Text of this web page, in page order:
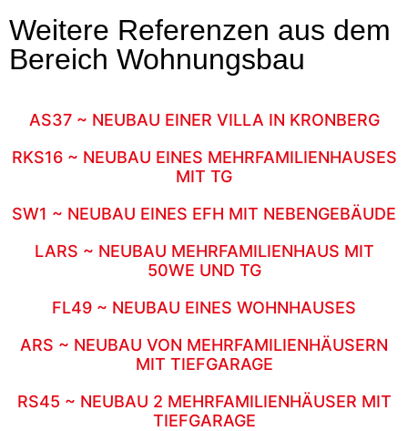
Weitere Referenzen aus dem
Bereich Wohnungsbau
AS37 ~ NEUBAU EINER VILLA IN KRONBERG
RKS16 ~ NEUBAU EINES MEHRFAMILIENHAUSES
MIT TG
SW1 ~ NEUBAU EINES EFH MIT NEBENGEBÄUDE
LARS ~ NEUBAU MEHRFAMILIENHAUS MIT
50WE UND TG
FL49 ~ NEUBAU EINES WOHNHAUSES
ARS ~ NEUBAU VON MEHRFAMILIENHÄUSERN
MIT TIEFGARAGE
RS45 ~ NEUBAU 2 MEHRFAMILIENHÄUSER MIT
TIEFGARAGE